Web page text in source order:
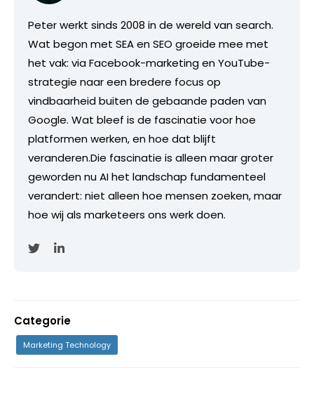
Peter werkt sinds 2008 in de wereld van search.
Wat begon met SEA en SEO groeide mee met
het vak: via Facebook-marketing en YouTube-
strategie naar een bredere focus op
vindbaarheid buiten de gebaande paden van
Google. Wat bleef is de fascinatie voor hoe
platformen werken, en hoe dat blijft
veranderen.Die fascinatie is alleen maar groter
geworden nu AI het landschap fundamenteel
verandert: niet alleen hoe mensen zoeken, maar
hoe wij als marketeers ons werk doen.
Categorie
Marketing Technology